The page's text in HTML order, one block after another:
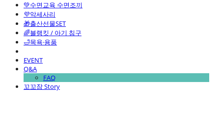
💚수면교육 수면조끼
💜악세사리
🎁출산선물SET
🌈블랭킷 / 아기 침구
🛁목욕·용품
EVENT
Q&A
FAQ
꼬꼬잠 Story